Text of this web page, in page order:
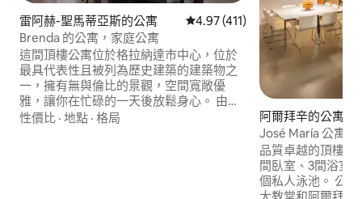
雷阿赫-聖馬蒂亞斯的公寓 從 411 則評價中獲得 4.97 的平
4.97 (411)
Brenda 的公寓，家庭公寓
這間頂樓公寓位於格拉納達市中心，位於
最具代表性且被列為歷史建築的建築物之
一，擁有無與倫比的景觀，空間寬敞優
雅，讓你在忙碌的一天後放鬆身心。 由於
此住宿位於市中心，你和你的家人將能輕
性價比 · 地點 · 格局
阿爾拜辛的公寓
José María 公寓
品質卓越的頂樓公
間臥室、3間浴室
個私人泳池。 公